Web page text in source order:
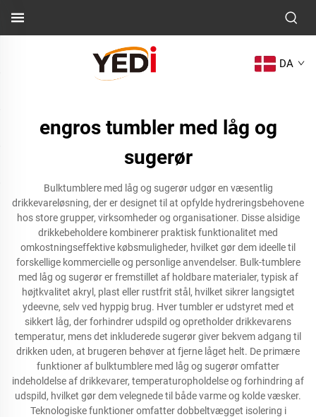
DA
engros tumbler med låg og
sugerør
Bulktumblere med låg og sugerør udgør en væsentlig
drikkevareløsning, der er designet til at opfylde hydreringsbehovene
hos store grupper, virksomheder og organisationer. Disse alsidige
drikkebeholdere kombinerer praktisk funktionalitet med
omkostningseffektive købsmuligheder, hvilket gør dem ideelle til
forskellige kommercielle og personlige anvendelser. Bulk-tumblere
med låg og sugerør er fremstillet af holdbare materialer, typisk af
højtkvalitet akryl, plast eller rustfrit stål, hvilket sikrer langsigtet
ydeevne, selv ved hyppig brug. Hver tumbler er udstyret med et
sikkert låg, der forhindrer udspild og opretholder drikkevarens
temperatur, mens det inkluderede sugerør giver bekvem adgang til
drikken uden, at brugeren behøver at fjerne låget helt. De primære
funktioner af bulktumblere med låg og sugerør omfatter
indeholdelse af drikkevarer, temperaturopholdelse og forhindring af
udspild, hvilket gør dem velegnede til både varme og kolde væsker.
Teknologiske funktioner omfatter dobbeltvægget isolering i